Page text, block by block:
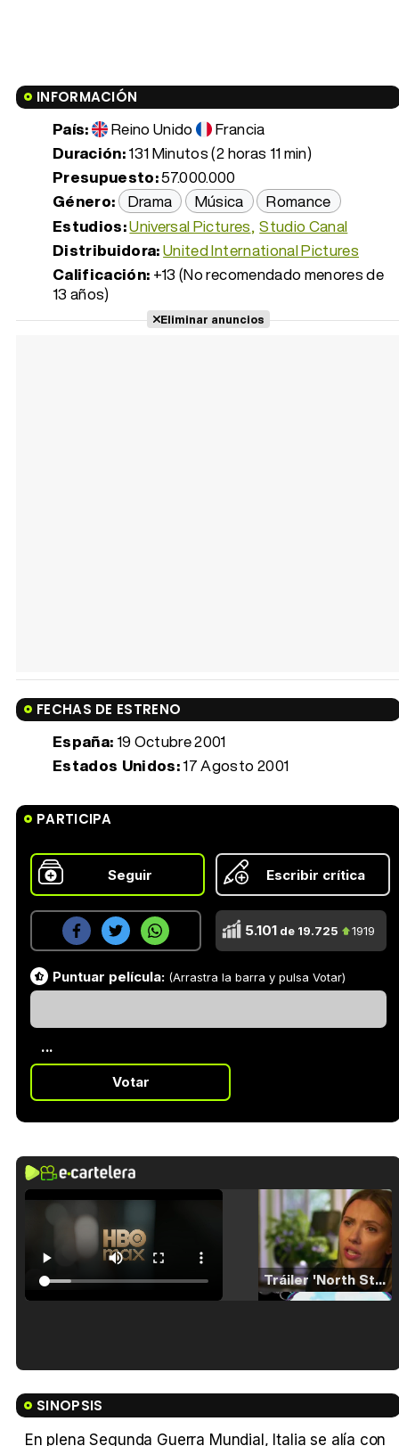
INFORMACIÓN
País: Reino Unido
Francia
Duración:131 Minutos (2 horas 11 min)
Presupuesto:57.000.000
Género: Drama Música
Romance
Estudios:Universal Pictures Studio Canal
Distribuidora:United International Pictures
Calificación: +13 (No recomendado menores de
13 años)
Eliminar anuncios
FECHAS DE ESTRENO
España: 19 Octubre 2001
Estados Unidos:17 Agosto 2001
PARTICIPA
Seguir Escribir crítica
5.101 de 19.725 1919
Puntuar película: (Arrastra la barra y pulsa Votar)
...
Votar
Tráiler 'North Star' (2023)
SINOPSIS
En plena Segunda Guerra Mundial, Italia se alía con